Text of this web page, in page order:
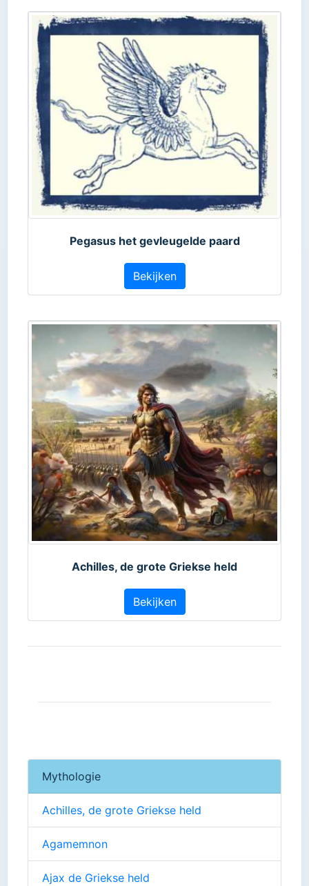
Pegasus het gevleugelde paard
Bekijken
Achilles, de grote Griekse held
Bekijken
Mythologie
Achilles, de grote Griekse held
Agamemnon
Ajax de Griekse held